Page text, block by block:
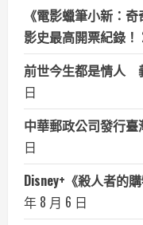
《電影蠟筆小新：
影史最高開票紀錄！
前世今生都是情人
日
中華郵政公司發行
日
Disney+《殺人者的
年 8 月 6 日